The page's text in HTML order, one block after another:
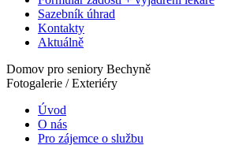
Sazebník úhrad
Kontakty
Aktuálně
Domov pro seniory Bechyně
Fotogalerie / Exteriéry
Úvod
O nás
Pro zájemce o službu